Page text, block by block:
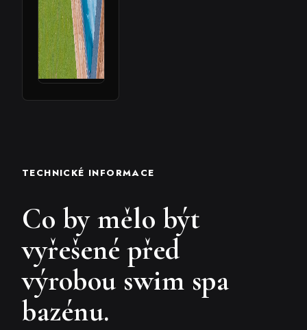
TECHNICKÉ INFORMACE
Co by mělo být
vyřešené před
výrobou swim spa
bazénu.